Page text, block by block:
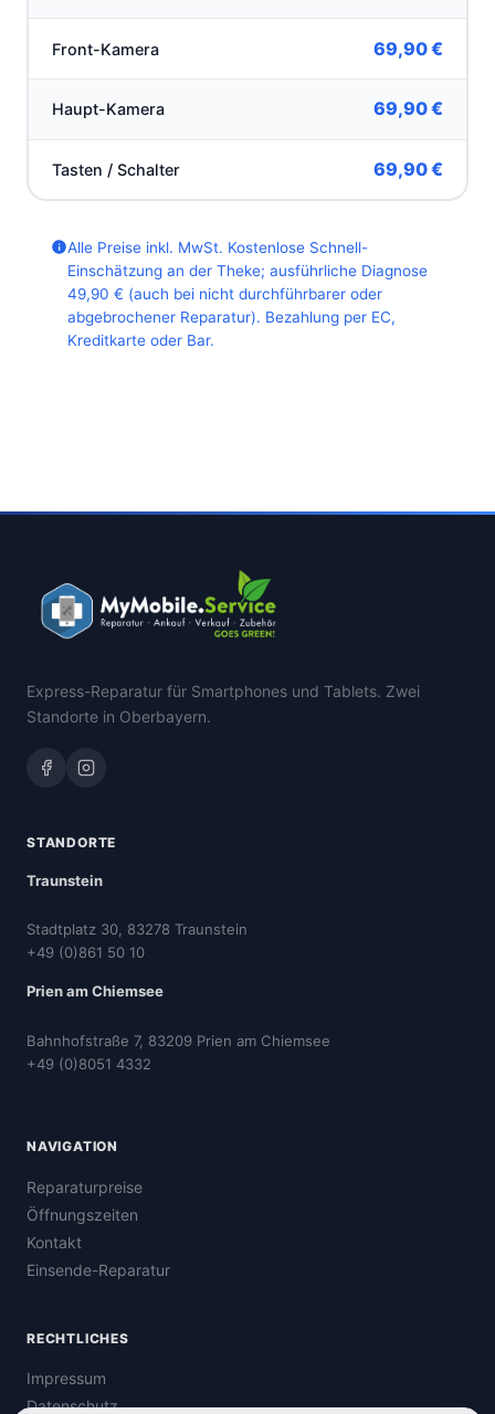
Front-Kamera 69,90 €
Haupt-Kamera 69,90 €
Tasten / Schalter 69,90 €
Alle Preise inkl. MwSt. Kostenlose Schnell-
Einschätzung an der Theke; ausführliche Diagnose
49,90 € (auch bei nicht durchführbarer oder
abgebrochener Reparatur). Bezahlung per EC,
Kreditkarte oder Bar.
Express-Reparatur für Smartphones und Tablets. Zwei
Standorte in Oberbayern.
STANDORTE
Traunstein
Stadtplatz 30, 83278 Traunstein
+49 (0)861 50 10
Prien am Chiemsee
Bahnhofstraße 7, 83209 Prien am Chiemsee
+49 (0)8051 4332
NAVIGATION
Reparaturpreise
Öffnungszeiten
Kontakt
Einsende-Reparatur
RECHTLICHES
Impressum
Datenschutz